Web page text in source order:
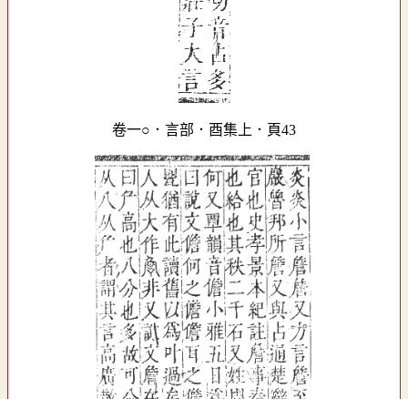
卷一○．言部．酉集上．頁43